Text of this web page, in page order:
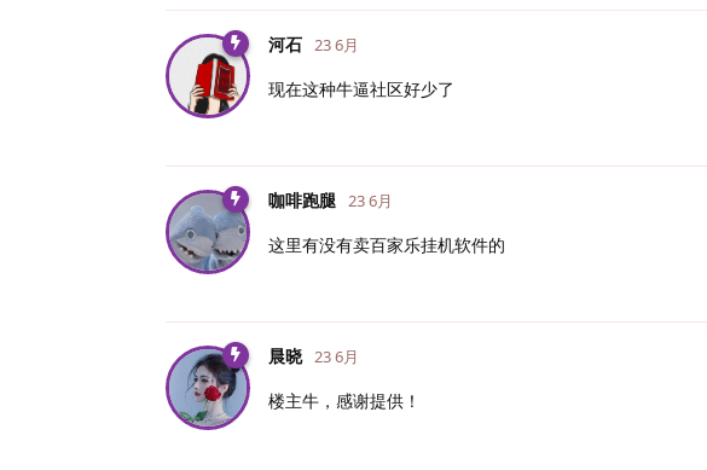
河石 23 6月
现在这种牛逼社区好少了
咖啡跑腿 23 6月
这里有没有卖百家乐挂机软件的
晨晓 23 6月
楼主牛，感谢提供！